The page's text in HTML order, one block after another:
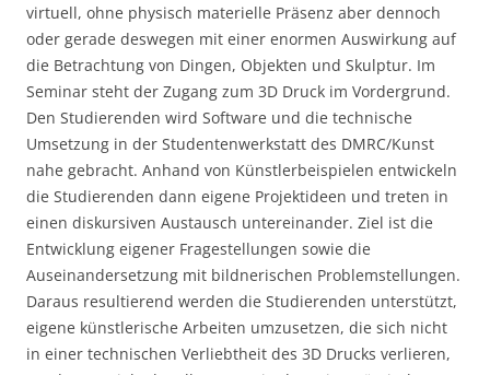
virtuell, ohne physisch materielle Präsenz aber dennoch
oder gerade deswegen mit einer enormen Auswirkung auf
die Betrachtung von Dingen, Objekten und Skulptur. Im
Seminar steht der Zugang zum 3D Druck im Vordergrund.
Den Studierenden wird Software und die technische
Umsetzung in der Studentenwerkstatt des DMRC/Kunst
nahe gebracht. Anhand von Künstlerbeispielen entwickeln
die Studierenden dann eigene Projektideen und treten in
einen diskursiven Austausch untereinander. Ziel ist die
Entwicklung eigener Fragestellungen sowie die
Auseinandersetzung mit bildnerischen Problemstellungen.
Daraus resultierend werden die Studierenden unterstützt,
eigene künstlerische Arbeiten umzusetzen, die sich nicht
in einer technischen Verliebtheit des 3D Drucks verlieren,